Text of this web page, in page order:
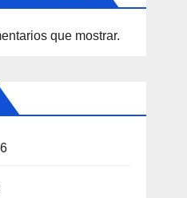
que mostrar.